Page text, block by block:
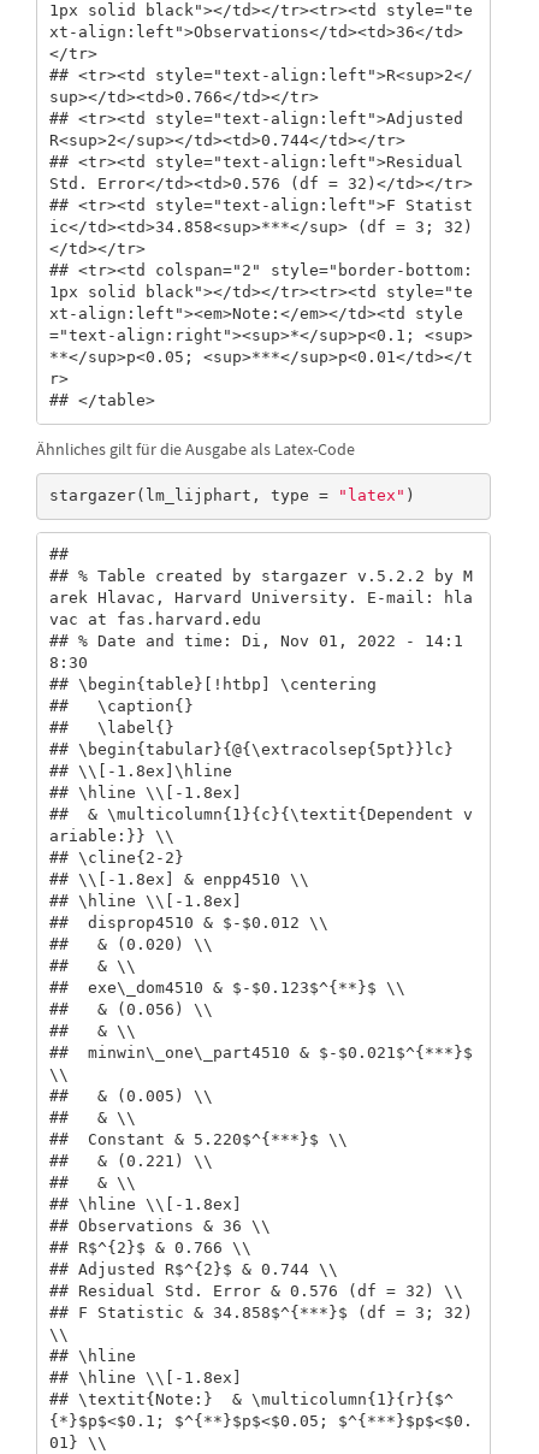
1px solid black"></td></tr><tr><td style="te
xt-align:left">Observations</td><td>36</td>
</tr>
## <tr><td style="text-align:left">R<sup>2</
sup></td><td>0.766</td></tr>
## <tr><td style="text-align:left">Adjusted
R<sup>2</sup></td><td>0.744</td></tr>
## <tr><td style="text-align:left">Residual
Std. Error</td><td>0.576 (df = 32)</td></tr>
## <tr><td style="text-align:left">F Statist
ic</td><td>34.858<sup>***</sup> (df = 3; 32)
</td></tr>
## <tr><td colspan="2" style="border-bottom:
1px solid black"></td></tr><tr><td style="te
xt-align:left"><em>Note:</em></td><td style
="text-align:right"><sup>*</sup>p<0.1; <sup>
**</sup>p<0.05; <sup>***</sup>p<0.01</td></t
r>
## </table>
Ähnliches gilt für die Ausgabe als Latex-Code
stargazer(lm_lijphart, type = "latex" )
##
## % Table created by stargazer v.5.2.2 by M
arek Hlavac, Harvard University. E-mail: hla
vac at fas.harvard.edu
## % Date and time: Di, Nov 01, 2022 - 14:1
8:30
## \begin{table}[!htbp] \centering
##   \caption{}
##   \label{}
## \begin{tabular}{@{\extracolsep{5pt}}lc}
## \\[-1.8ex]\hline
## \hline \\[-1.8ex]
##  & \multicolumn{1}{c}{\textit{Dependent v
ariable:}} \\
## \cline{2-2}
## \\[-1.8ex] & enpp4510 \\
## \hline \\[-1.8ex]
##  disprop4510 & $-$0.012 \\
##   & (0.020) \\
##   & \\
##  exe\_dom4510 & $-$0.123$^{**}$ \\
##   & (0.056) \\
##   & \\
##  minwin\_one\_part4510 & $-$0.021$^{***}$
\\
##   & (0.005) \\
##   & \\
##  Constant & 5.220$^{***}$ \\
##   & (0.221) \\
##   & \\
## \hline \\[-1.8ex]
## Observations & 36 \\
## R$^{2}$ & 0.766 \\
## Adjusted R$^{2}$ & 0.744 \\
## Residual Std. Error & 0.576 (df = 32) \\
## F Statistic & 34.858$^{***}$ (df = 3; 32)
\\
## \hline
## \hline \\[-1.8ex]
## \textit{Note:}  & \multicolumn{1}{r}{$^
{*}$p$<$0.1; $^{**}$p$<$0.05; $^{***}$p$<$0.
01} \\